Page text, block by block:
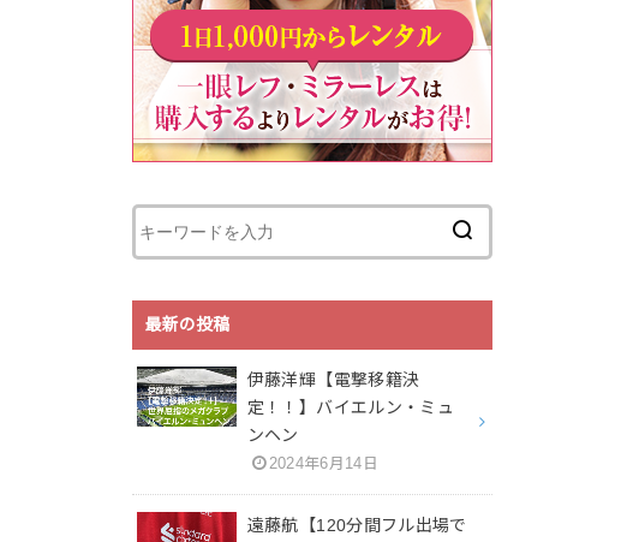
最新の投稿
伊藤洋輝【電撃移籍決
定！！】バイエルン・ミュ
ンヘン
2024年6月14日
遠藤航【120分間フル出場で